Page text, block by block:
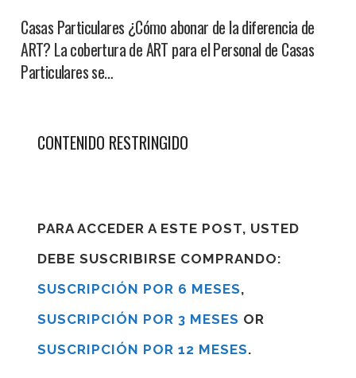
Casas Particulares ¿Cómo abonar de la diferencia de
ART? La cobertura de ART para el Personal de Casas
Particulares se…
CONTENIDO RESTRINGIDO
PARA ACCEDER A ESTE POST, USTED
DEBE SUSCRIBIRSE COMPRANDO:
SUSCRIPCIÓN POR 6 MESES,
SUSCRIPCIÓN POR 3 MESES OR
SUSCRIPCIÓN POR 12 MESES.